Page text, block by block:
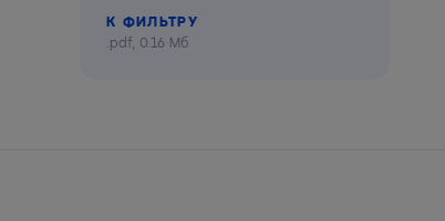
К ФИЛЬТРУ
.pdf, 0.16 Мб